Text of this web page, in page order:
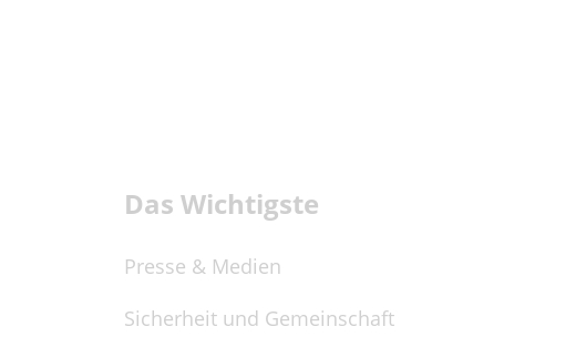
Das Wichtigste
Presse & Medien
Sicherheit und Gemeinschaft